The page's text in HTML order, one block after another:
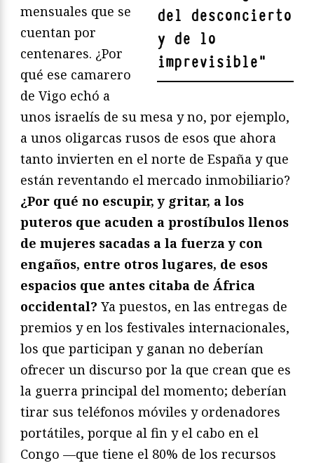
del desconcierto
y de lo
imprevisible"
mensuales que se
cuentan por
centenares. ¿Por
qué ese camarero
de Vigo echó a
unos israelís de su mesa y no, por ejemplo,
a unos oligarcas rusos de esos que ahora
tanto invierten en el norte de España y que
están reventando el mercado inmobiliario?
¿Por qué no escupir, y gritar, a los
puteros que acuden a prostíbulos llenos
de mujeres sacadas a la fuerza y con
engaños, entre otros lugares, de esos
espacios que antes citaba de África
occidental? Ya puestos, en las entregas de
premios y en los festivales internacionales,
los que participan y ganan no deberían
ofrecer un discurso por la que crean que es
la guerra principal del momento; deberían
tirar sus teléfonos móviles y ordenadores
portátiles, porque al fin y el cabo en el
Congo —que tiene el 80% de los recursos